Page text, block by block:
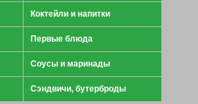
Коктейли и напитки
Первые блюда
Соусы и маринады
Сэндвичи, бутерброды